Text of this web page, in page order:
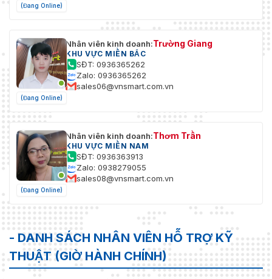
(Đang Online)
(Đang Online)
Nhân viên kinh doanh:Trường Giang
KHU VỰC MIỀN BẮC
SĐT: 0936365262
Zalo: 0936365262
sales06@vnsmart.com.vn
(Đang Online)
Nhân viên kinh doanh:Thơm Trần
KHU VỰC MIỀN NAM
SĐT: 0936363913
Zalo: 0938279055
sales08@vnsmart.com.vn
- DANH SÁCH NHÂN VIÊN HỖ TRỢ KỸ
THUẬT (GIỜ HÀNH CHÍNH)